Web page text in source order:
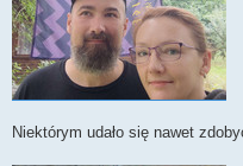
Niektórym udało się nawet